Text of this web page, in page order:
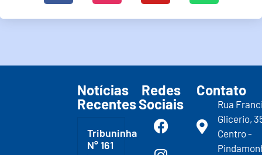
Notícias
Recentes
Tribuninha
N° 161
Redes
Sociais
Contato
Rua
Glicerio,
Centro -